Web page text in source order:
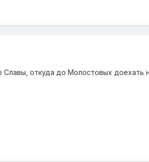
откуда до Молостовых доехать